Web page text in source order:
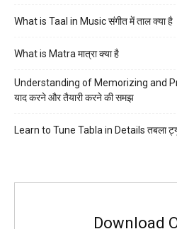
What is Taal in Music संगीत में ताल क्या है
What is Matra मात्रा क्या है
Understanding of Memorizing and
याद करने और तैयारी करने की समझ
Learn to Tune Tabla in Details तबला
Download